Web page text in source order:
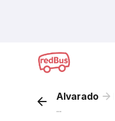
Alvarado
...